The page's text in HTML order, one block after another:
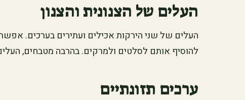
העלים של הצנונית והצנון
העלים של שני הירקות אכילים ועתירים בערכים.
להוסיף אותם לסלטים ולמרקים. בהרבה מטבחים,
ערכים תזונתיים